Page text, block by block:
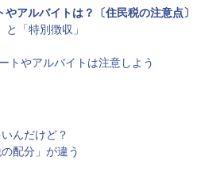
アルバイトは？〔住民税の注意点〕
「特別徴収」
トやアルバイトは注意しよう
んだけど？
配分」が違う